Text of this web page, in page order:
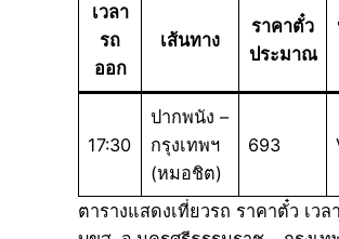
เวลา
รถ
ออก
เส้นทาง
ราคาตั๋ว
ประมาณ
17:30
ปากพนัง –
กรุงเทพฯ
(หมอชิต)
693
ตารางแสดงเที่ยวรถ ราคาตั๋ว เวล